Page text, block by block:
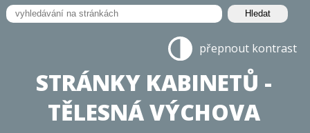
přepnout kontrast
STRÁNKY KABINETŮ -
TĚLESNÁ VÝCHOVA